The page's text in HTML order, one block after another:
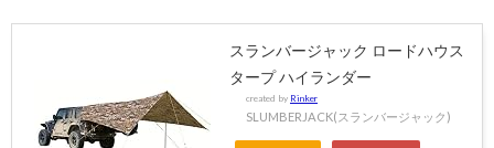
スランバージャック ロードハウス
タープ ハイランダー
created by Rinker
SLUMBERJACK(スランバージャック)